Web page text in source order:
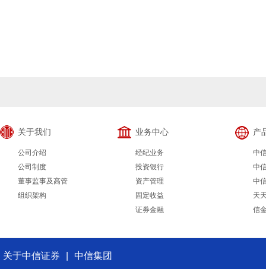
关于我们
公司介绍
公司制度
董事监事及高管
组织架构
业务中心
经纪业务
投资银行
资产管理
固定收益
证券金融
产
中
中
中
天
信
关于中信证券 中信集团